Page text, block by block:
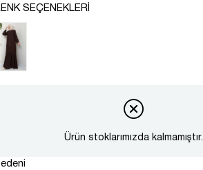
SEÇENEKLERI
Ürün stoklarımızda kalmamıştır.